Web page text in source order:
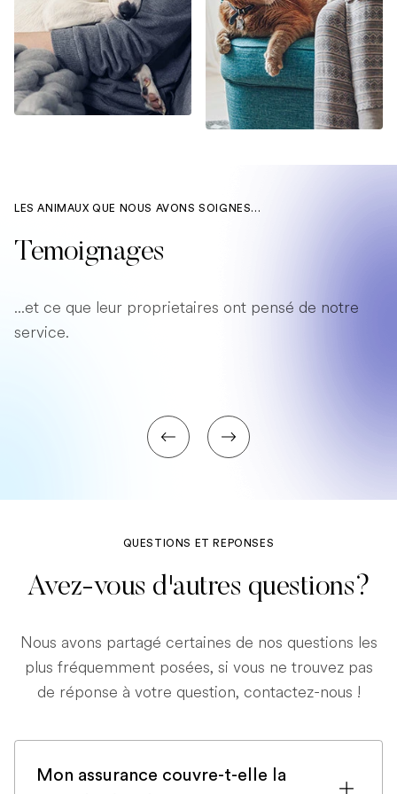
LES ANIMAUX QUE NOUS AVONS SOIGNES...
Temoignages
...et ce que leur proprietaires ont pensé de notre
service.
QUESTIONS ET REPONSES
Avez-vous d'autres questions?
Nous avons partagé certaines de nos questions les
plus fréquemment posées, si vous ne trouvez pas
de réponse à votre question, contactez-nous !
Mon assurance couvre-t-elle la